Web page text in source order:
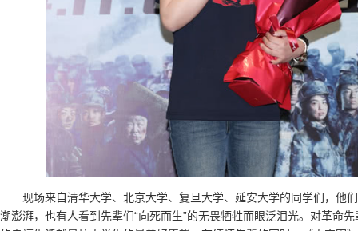
现场来自清华大学、北京大学、复旦大学、延安大学的同学们，他
潮澎湃，也有人看到先辈们“向死而生”的无畏牺牲而眼泛泪光。对革命